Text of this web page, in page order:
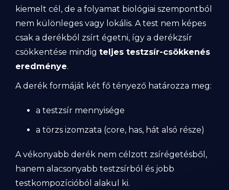
kiemelt cél, de a folyamat biológiai szempontból
nem különleges vagy lokális. A test nem képes
csak a derékból zsírt égetni, így a derékzsír
csökkentése mindig teljes testzsír-csökkenés
eredménye.
A derék formáját két fő tényező határozza meg:
a testzsír mennyisége
a törzs izomzata (core, has, hát alsó része)
A vékonyabb derék nem célzott zsírégetésből,
hanem alacsonyabb testzsírból és jobb
testkompozícióból alakul ki.